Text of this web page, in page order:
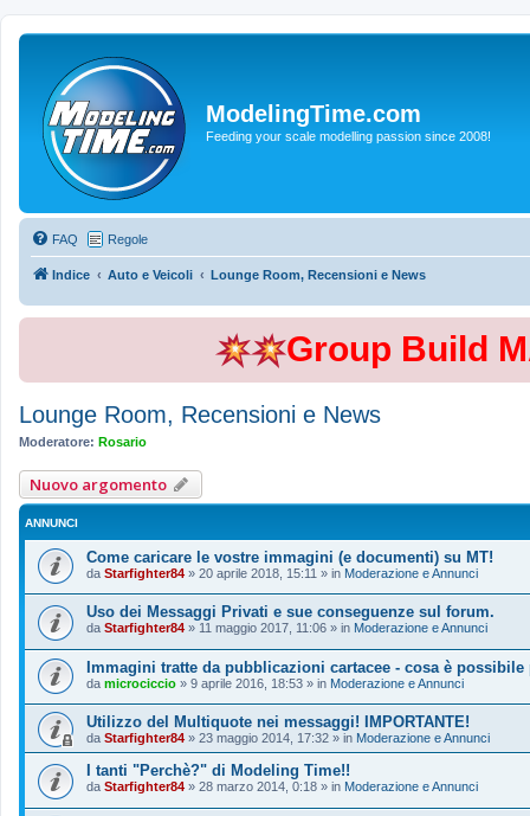
ModelingTime.com
Feeding your scale modelling passion since 2008!
FAQ Regole
Indice Auto e Veicoli Lounge Room, Recensioni e News
Group Build
Lounge Room, Recensioni e News
Moderatore: Rosario
Nuovo argomento
ANNUNCI
Come caricare le vostre immagini (e documenti) su MT!
da Starfighter84 » 20 aprile 2018, 15:11 » in Moderazione e Annunci
Uso dei Messaggi Privati e sue conseguenze sul forum.
da Starfighter84 » 11 maggio 2017, 11:06 » in Moderazione e Annunci
Immagini tratte da pubblicazioni cartacee - cosa è possibile
da microciccio » 9 aprile 2016, 18:53 » in Moderazione e Annunci
Utilizzo del Multiquote nei messaggi! IMPORTANTE!
da Starfighter84 » 23 maggio 2014, 17:32 » in Moderazione e Annunci
I tanti "Perchè?" di Modeling Time!!
da Starfighter84 » 28 marzo 2014, 0:18 » in Moderazione e Annunci